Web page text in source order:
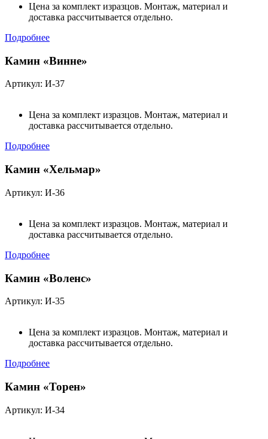
Цена за комплект изразцов. Монтаж, материал и
доставка рассчитывается отдельно.
Подробнее
Камин «Винне»
Артикул: И-37
Цена за комплект изразцов. Монтаж, материал и
доставка рассчитывается отдельно.
Подробнее
Камин «Хельмар»
Артикул: И-36
Цена за комплект изразцов. Монтаж, материал и
доставка рассчитывается отдельно.
Подробнее
Камин «Воленс»
Артикул: И-35
Цена за комплект изразцов. Монтаж, материал и
доставка рассчитывается отдельно.
Подробнее
Камин «Торен»
Артикул: И-34